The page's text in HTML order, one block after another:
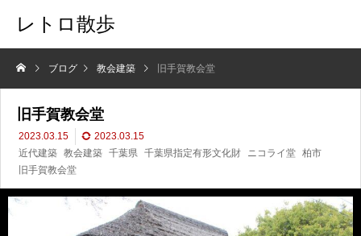
レトロ散歩
ブログ 教会建築 旧手賀教会堂
旧手賀教会堂
2023.03.15
2023.03.15
近代建築 教会建築 千葉県 千葉県指定有形文化財 ニコライ堂 柏市
旧手賀教会堂